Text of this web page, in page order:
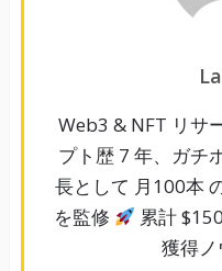
Web3 & NFT リサ
プト歴 7 年、ガチ
長として 月100本
を監修
累計
獲得